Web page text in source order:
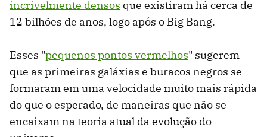
incrivelmente densos que existiram há cerca de
12 bilhões de anos, logo após o Big Bang.
Esses "pequenos pontos vermelhos" sugerem
que as primeiras galáxias e buracos negros se
formaram em uma velocidade muito mais rápida
do que o esperado, de maneiras que não se
encaixam na teoria atual da evolução do